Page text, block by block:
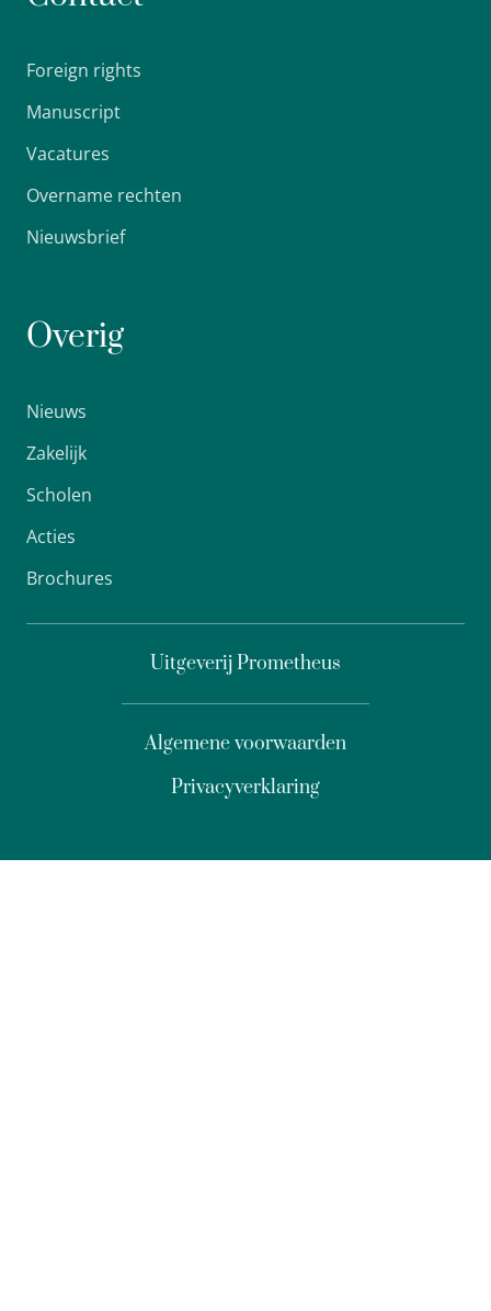
Foreign rights
Manuscript
Vacatures
Overname rechten
Nieuwsbrief
Overig
Nieuws
Zakelijk
Scholen
Acties
Brochures
Uitgeverij Prometheus
Privacyverklaring
Algemene voorwaarden